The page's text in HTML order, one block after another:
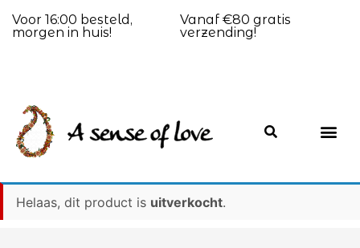
Voor 16:00 besteld,
morgen in huis!
Vanaf €80 gratis
verzending!
Helaas, dit product is uitverkocht.